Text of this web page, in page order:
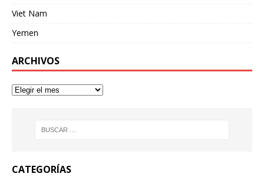
Viet Nam
Yemen
ARCHIVOS
CATEGORÍAS